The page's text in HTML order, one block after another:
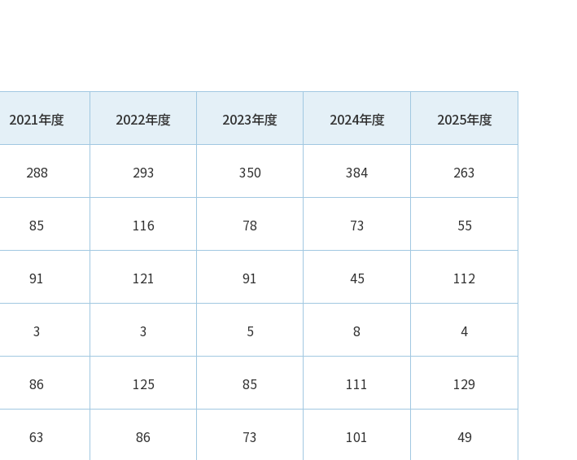
2021年度 2022年度 2023年度 2024年度 2025年度
288 293 350 384 263
85 116 78 73 55
91 121 91 45 112
3 3 5 8 4
86 125 85 111 129
63 86 73 101 49